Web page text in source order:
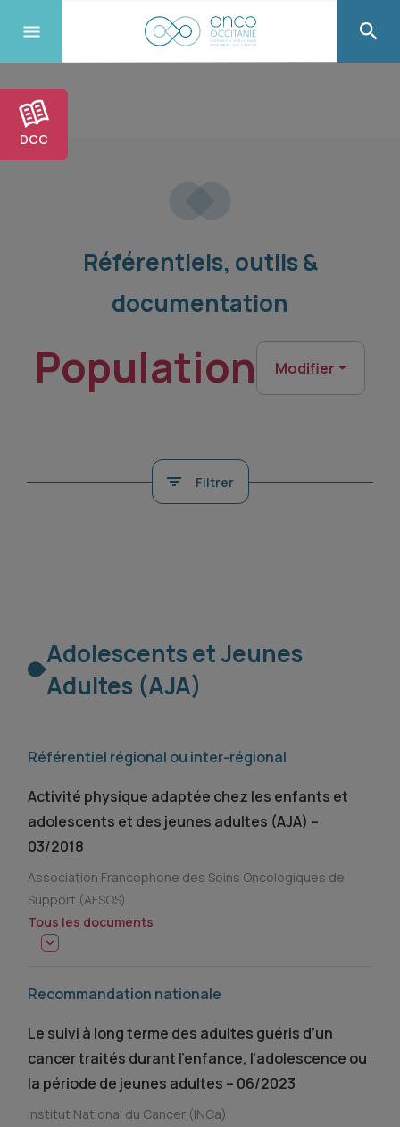
DCC
Référentiels, outils &
documentation
Population Modifier
Filtrer
Adolescents et Jeunes
Adultes (AJA)
Référentiel régional ou inter-régional
Activité physique adaptée chez les enfants et
adolescents et des jeunes adultes (AJA) –
03/2018
Association Francophone des Soins Oncologiques de
Support (AFSOS)
Tous les documents
Recommandation nationale
Le suivi à long terme des adultes guéris d’un
cancer traités durant l’enfance, l’adolescence ou
la période de jeunes adultes – 06/2023
Institut National du Cancer (INCa)